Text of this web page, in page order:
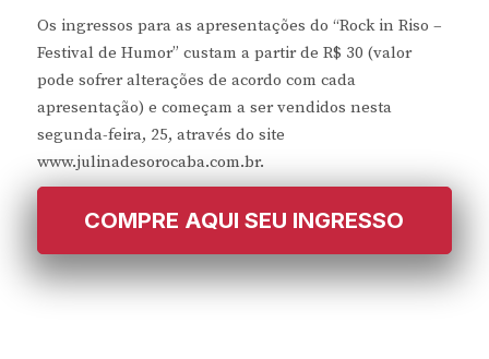
Os ingressos para as apresentações do “Rock in Riso –
Festival de Humor” custam a partir de R$ 30 (valor
pode sofrer alterações de acordo com cada
apresentação) e começam a ser vendidos nesta
segunda-feira, 25, através do site
www.julinadesorocaba.com.br.
COMPRE AQUI SEU INGRESSO